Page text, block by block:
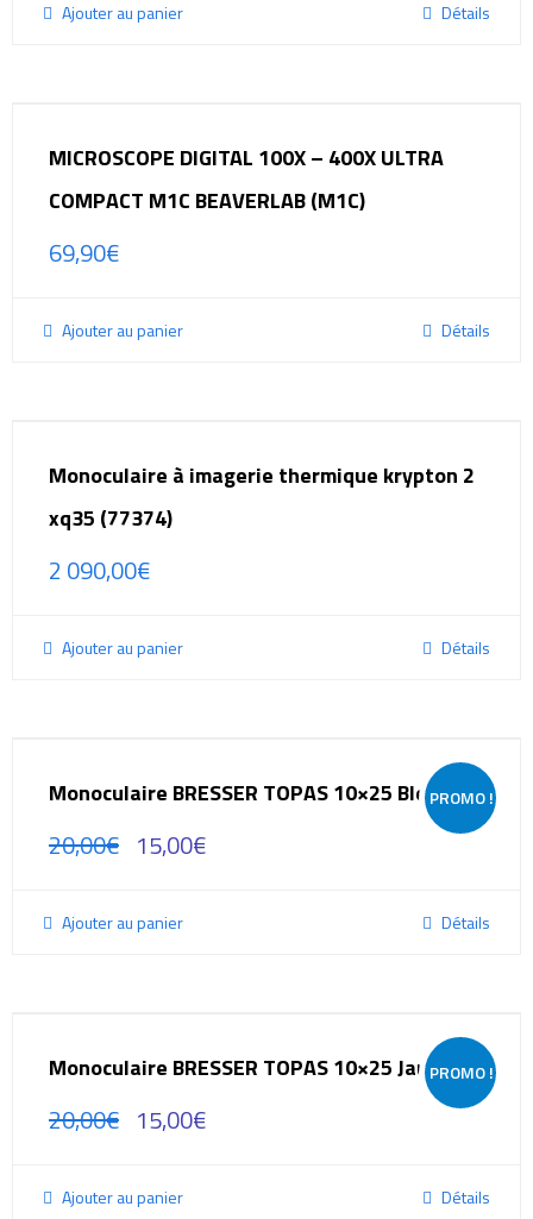
Ajouter au panier Détails
MICROSCOPE DIGITAL 100X – 400X ULTRA
COMPACT M1C BEAVERLAB (M1C)
69,90€
Ajouter au panier Détails
Monoculaire à imagerie thermique krypton 2
xq35 (77374)
2 090,00€
Ajouter au panier Détails
PROMO !
Monoculaire BRESSER TOPAS 10×25 Bleu
20,00€ 15,00€
Ajouter au panier Détails
PROMO !
Monoculaire BRESSER TOPAS 10×25 Jaune
20,00€ 15,00€
Ajouter au panier Détails